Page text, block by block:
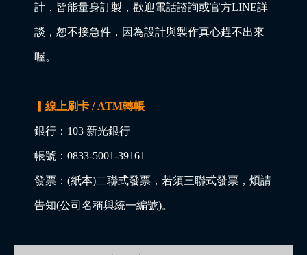
計，皆能量身訂製，歡迎電話諮詢或官方LINE詳
談，恕不接急件，因為設計與製作真心趕不出來
喔。
▎線上刷卡 / ATM轉帳
銀行：103 新光銀行
帳號：0833-5001-39161
發票：(紙本)二聯式發票，若須三聯式發票，煩請
告知(公司名稱與統一編號)。